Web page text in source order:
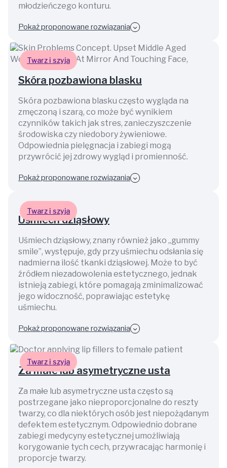
młodzieńczego konturu.
Pokaż proponowane rozwiązania
Twarz i szyja
Skóra pozbawiona blasku
Skóra pozbawiona blasku często wygląda na
zmęczoną i szarą, co może być wynikiem
czynników takich jak stres, zanieczyszczenie
środowiska czy niedobory żywieniowe.
Odpowiednia pielęgnacja i zabiegi mogą
przywrócić jej zdrowy wygląd i promienność.
Pokaż proponowane rozwiązania
Twarz i szyja
Uśmiech dziąsłowy
Uśmiech dziąsłowy, znany również jako „gummy
smile”, występuje, gdy przy uśmiechu odsłania się
nadmierna ilość tkanki dziąsłowej. Może to być
źródłem niezadowolenia estetycznego, jednak
istnieją zabiegi, które pomagają zminimalizować
jego widoczność, poprawiając estetykę
uśmiechu.
Pokaż proponowane rozwiązania
Twarz i szyja
Za małe lub asymetryczne usta
Za małe lub asymetryczne usta często są
postrzegane jako nieproporcjonalne do reszty
twarzy, co dla niektórych osób jest niepożądanym
defektem estetycznym. Odpowiednio dobrane
zabiegi medycyny estetycznej umożliwiają
korygowanie tych cech, przywracając harmonię i
proporcje twarzy.